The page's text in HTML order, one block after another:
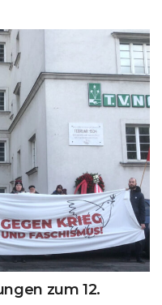
zum 12.